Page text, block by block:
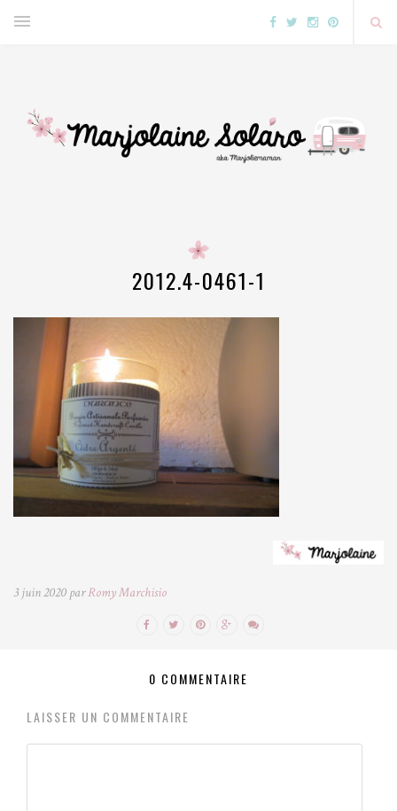
2012.4-0461-1
3 juin 2020 parRomy Marchisio
0 COMMENTAIRE
LAISSER UN COMMENTAIRE